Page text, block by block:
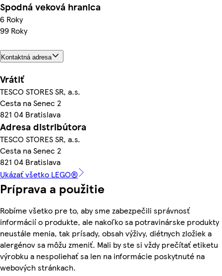
Spodná veková hranica
6 Roky
99 Roky
Kontaktná adresa
Vrátiť
TESCO STORES SR, a.s.
Cesta na Senec 2
821 04 Bratislava
Adresa distribútora
TESCO STORES SR, a.s.
Cesta na Senec 2
821 04 Bratislava
Ukázať všetko LEGO®
Príprava a použitie
Robíme všetko pre to, aby sme zabezpečili správnosť
informácií o produkte, ale nakoľko sa potravinárske produkty
neustále menia, tak prísady, obsah výživy, diétnych zložiek a
alergénov sa môžu zmeniť. Mali by ste si vždy prečítať etiketu
výrobku a nespoliehať sa len na informácie poskytnuté na
webových stránkach.